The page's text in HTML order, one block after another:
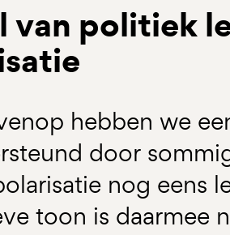
van politiek
hebben we
door
nog eens
toon is daarmee